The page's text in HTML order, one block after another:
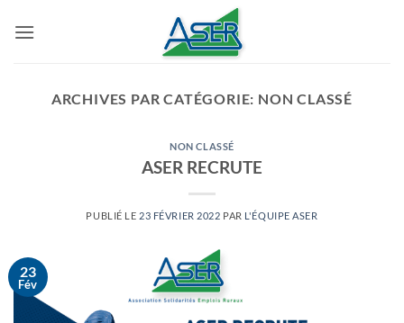
ARCHIVES PAR CATÉGORIE: NON CLASSÉ
NON CLASSÉ
ASER RECRUTE
PUBLIÉ LE 23 FÉVRIER 2022 PAR L'ÉQUIPE ASER
23
Fév